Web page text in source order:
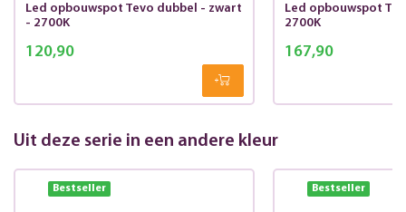
Led opbouwspot Tevo dubbel - zwart
- 2700K
120,90
Led opbouwspot
2700K
167,90
Uit deze serie in een andere kleur
Bestseller Bestseller